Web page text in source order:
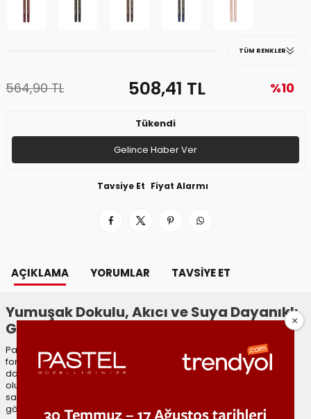
TÜM RENKLER
564,90TL 508,41 TL %10
Tükendi
Gelince Haber Ver
Tavsiye Et Fiyat Alarmı
AÇIKLAMA YORUMLAR TAVSIYE ET
Yumuşak Dokulu, Akıcı ve Suya Dayanıklı
Göz Kalemi
Pastel x Arzu Sabancı Göz Kalemi, yumuşak yapısı ve akıcı
formülüyle göz makyajında zahmetsiz bir uygulama sunar. Tek
dokunuşta yoğun renk verir, kolayca dağılmadan net çizgiler
oluşturur. Suya dayanıklı formülü sayesinde ter, nem ve uzun
saatlere karşı dayanıklılığını kaybetmez. Gün boyu ilk andaki net
görünümünü korur.